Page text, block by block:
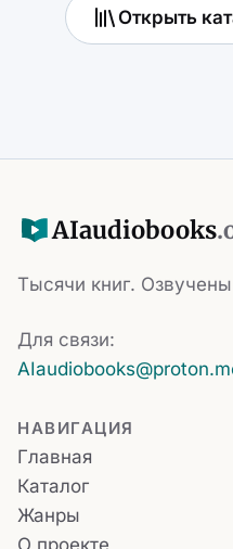
Открыть
AIaudiobooks
Тысячи книг.
Для связи:
НАВИГАЦИЯ
Главная
Каталог
Жанры
О проекте